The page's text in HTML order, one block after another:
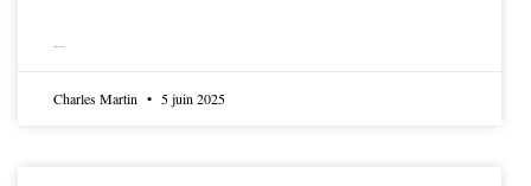
Charles Martin 5 juin 2025